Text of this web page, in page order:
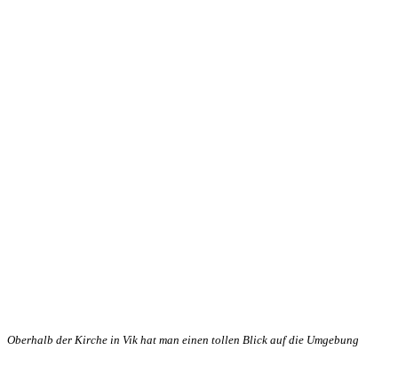
Oberhalb der Kirche in Vik hat man einen tollen Blick auf die Umgebung